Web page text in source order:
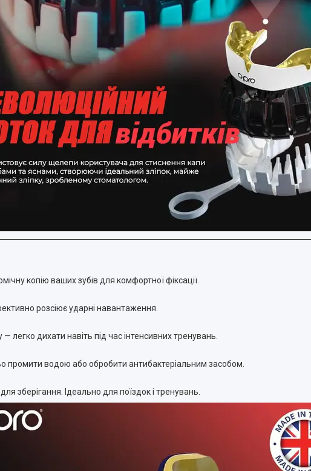
копію ваших зубів для комфортної фіксації.
розсіює ударні навантаження.
легко дихати навіть під час інтенсивних тренувань.
промити водою або обробити антибактеріальним засобом.
зберігання. Ідеально для поїздок і тренувань.